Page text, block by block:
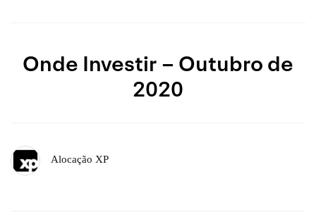
Onde Investir – Outubro de
2020
Alocação XP